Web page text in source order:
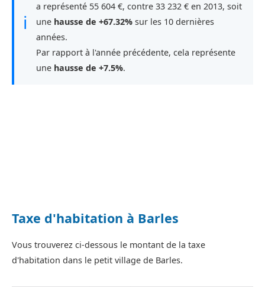
ℹ
a représenté 55 604 €, contre 33 232 € en 2013, soit
une hausse de +67.32% sur les 10 dernières
années.
Par rapport à l'année précédente, cela représente
une hausse de +7.5%.
Taxe d'habitation à Barles
Vous trouverez ci-dessous le montant de la taxe
d'habitation dans le petit village de Barles.